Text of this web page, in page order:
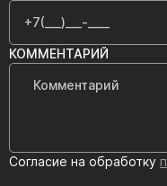
КОММЕНТАРИЙ
Согласие на обработку